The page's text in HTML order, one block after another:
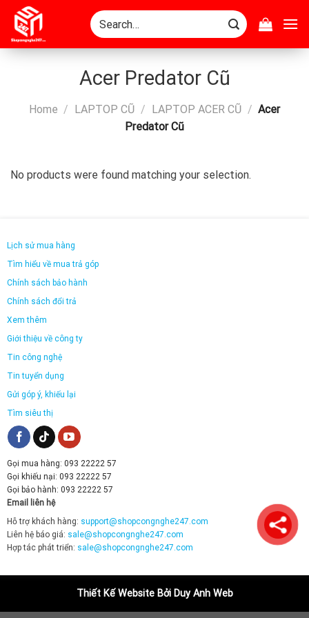
Skip
content
Search
for:
Acer Predator Cũ
Home / LAPTOP CŨ / LAPTOP ACER CŨ / Acer
Predator Cũ
No products were found matching your selection.
Lịch sử mua hàng
Tìm hiểu về mua trả góp
Chính sách bảo hành
Chính sách đổi trả
Xem thêm
Giới thiệu về công ty
Tin công nghệ
Tin tuyển dụng
Gửi góp ý, khiếu lại
Tìm siêu thị
Gọi mua hàng: 093 22222 57
Gọi khiếu nại: 093 22222 57
Gọi bảo hành: 093 22222 57
Email liên hệ
Hỗ trợ khách hàng: support@shopcongnghe247.com
Liên hệ báo giá: sale@shopcongnghe247.com
Hợp tác phát triển: sale@shopcongnghe247.com
Thiết Kế Website Bởi Duy Anh Web